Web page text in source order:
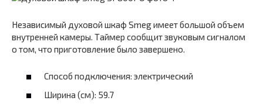
Независимый духовой шкаф Smeg имеет большой объем
внутренней камеры. Таймер сообщит звуковым сигналом
о том, что приготовление было завершено.
Способ подключения: электрический
Ширина (см): 59.7